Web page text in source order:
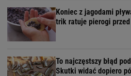
Koniec z jagodami
trik ratuje pierogi
To najczęstszy błąd
Skutki widać dopiero